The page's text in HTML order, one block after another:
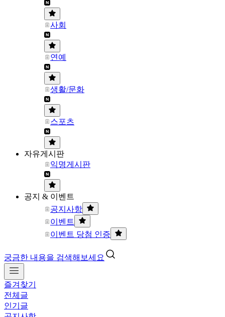
사회
연예
생활/문화
스포츠
자유게시판
익명게시판
공지 & 이벤트
공지사항
이벤트
이벤트 당첨 인증
궁금한 내용을 검색해보세요
즐겨찾기
전체글
인기글